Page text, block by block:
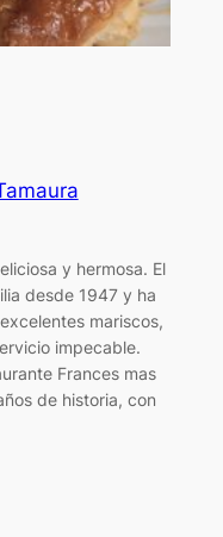
y hermosa. El
desde 1947 y ha
mariscos,
impecable.
Frances mas
de historia, con